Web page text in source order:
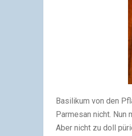
Basilikum von den
Parmesan nicht.
Aber nicht zu doll